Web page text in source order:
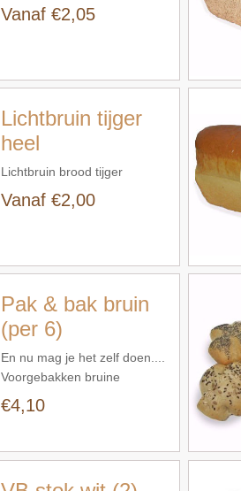
Vanaf €2,05
Lichtbruin tijger
heel
Lichtbruin brood tijger
Vanaf €2,00
Pak & bak bruin
(per 6)
En nu mag je het zelf doen....
Voorgebakken bruine
broodjes. 6 stuks vers op
tafel.
€4,10